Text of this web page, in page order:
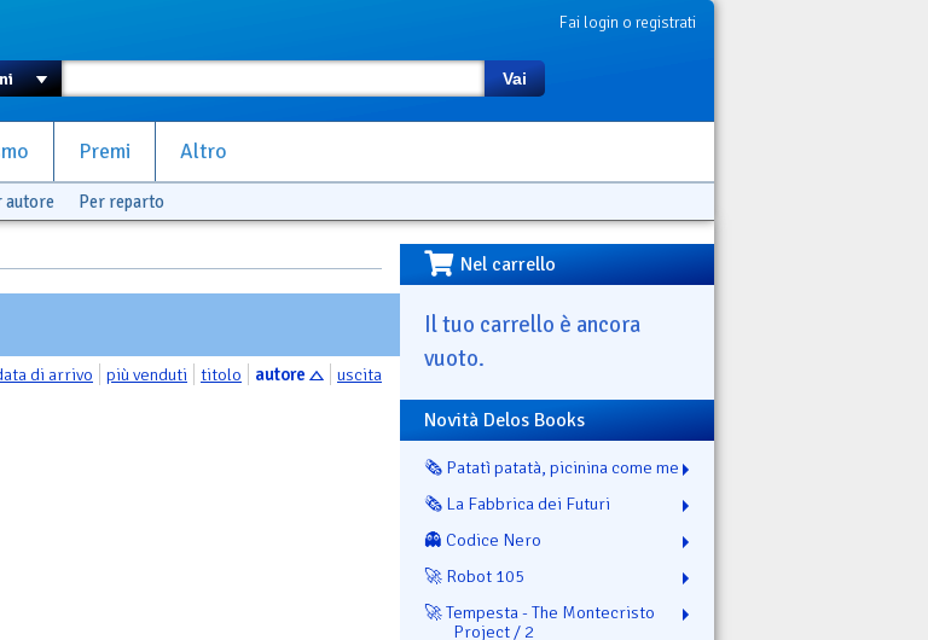
Fai login o registrati
Vai
Premi Altro
autore Per reparto
di arrivo più venduti titolo autore uscita
Nel carrello
Il tuo carrello è ancora
vuoto.
Novità Delos Books
🗞️ Patatì patatà, picinina come me
🗞️ La Fabbrica dei Futuri
👻 Codice Nero
🚀 Robot 105
🚀 Tempesta - The Montecristo
Project / 2